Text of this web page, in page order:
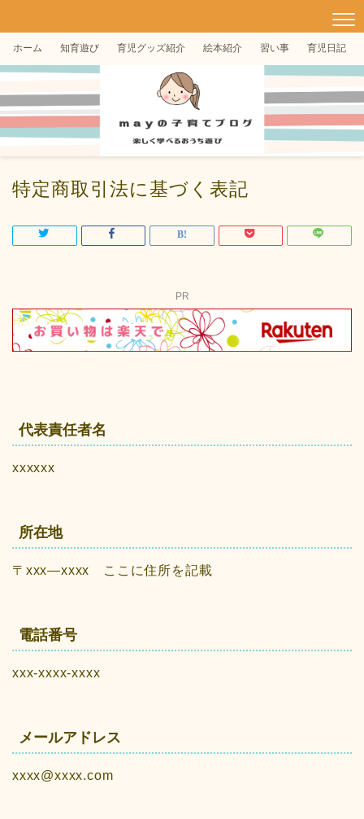
ホーム 知育遊び 育児グッズ紹介 絵本紹介 習い事 育児日記
特定商取引法に基づく表記
PR
代表責任者名
xxxxxx
所在地
〒xxx―xxxx ここに住所を記載
電話番号
xxx-xxxx-xxxx
メールアドレス
xxxx@xxxx.com